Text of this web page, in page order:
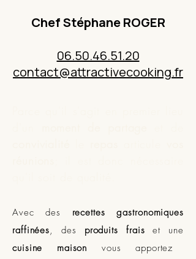
Chef Stéphane ROGER
06.50.46.51.20
contact@attractivecooking.fr
Avec des recettes gastronomiques
raffinées, des produits frais et une
cuisine maison vous apportez